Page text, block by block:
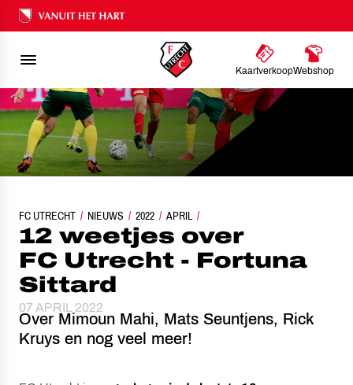
Ons nalatenschap
KaartverkoopWebshop
FC UTRECHT NIEUWS 2022 APRIL
12 WEETJES OVER FC UTRECHT - FORTUNA SITTARD
12 weetjes over
FC Utrecht - Fortuna
Sittard
07 APRIL 2022
Over Mimoun Mahi, Mats Seuntjens, Rick
Kruys en nog veel meer!